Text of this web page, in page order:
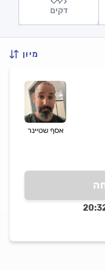
דקים
מיון
אסף שטיינר